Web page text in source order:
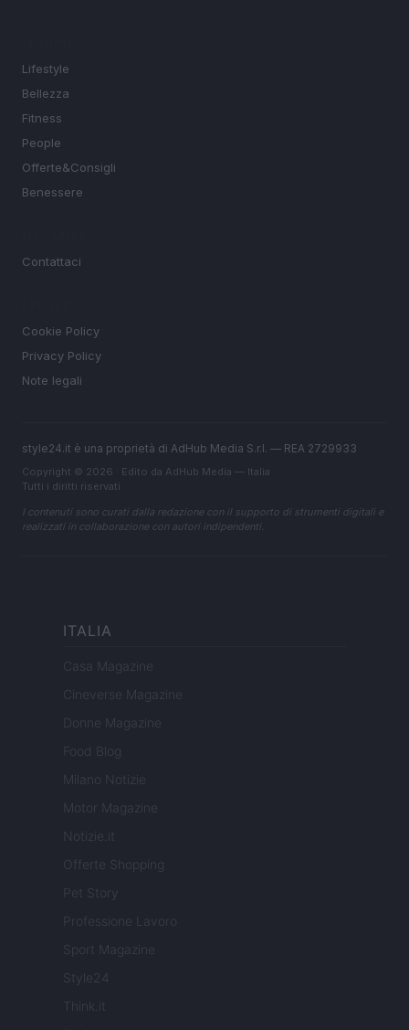
Lifestyle
Bellezza
Fitness
People
Offerte&Consigli
Benessere
Contattaci
Cookie Policy
Privacy Policy
Note legali
style24.it è una proprietà di AdHub Media S.r.l. — REA 2729933
Copyright © 2026 · Edito da AdHub Media — Italia
Tutti i diritti riservati
I contenuti sono curati dalla redazione con il supporto di strumenti digitali e
realizzati in collaborazione con autori indipendenti.
ITALIA
Casa Magazine
Cineverse Magazine
Donne Magazine
Food Blog
Milano Notizie
Motor Magazine
Notizie.it
Offerte Shopping
Pet Story
Professione Lavoro
Sport Magazine
Style24
Think.it